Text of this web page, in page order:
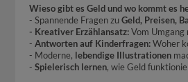
Wieso gibt es Geld und wo kommt es
- Spannende Fragen zuGeld, Preisen,
- Kreativer Erzählansatz:Vom
- Antworten auf Kinderfragen:Woher
- Moderne, lebendige Illustrationen
- Spielerisch lernen, wie Geld